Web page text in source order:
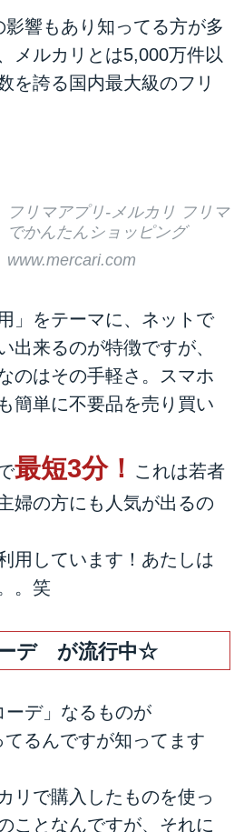
響もあり知ってる方が多
メルカリとは5,000万件以
を誇る国内最大級のフリ
フリマアプリ-メルカリ フリマ
でかんたんショッピング
www.mercari.com
」をテーマに、ネットで
出来るのが特徴ですが、
のはその手軽さ。スマホ
簡単に不要品を売り買い
最短3分！ これは若者
婦の方にも人気が出るの
用しています！あたしは
。笑
デ が流行中☆
デ」なるものが
るんですが知ってます
リで購入したものを使っ
ことなんですが、それに